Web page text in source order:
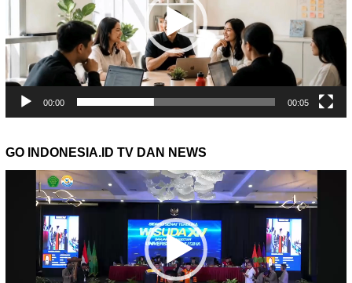
00:00 00:05
GO INDONESIA.ID TV DAN NEWS
Pemutar